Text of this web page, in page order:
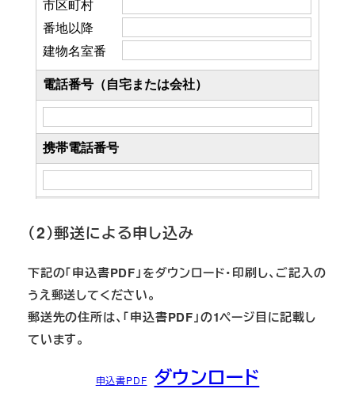
（2）郵送による申し込み
下記の「申込書PDF」をダウンロード・印刷し、ご記入の
うえ郵送してください。
郵送先の住所は、「申込書PDF」の1ページ目に記載し
ています。
申込書PDF ダウンロード